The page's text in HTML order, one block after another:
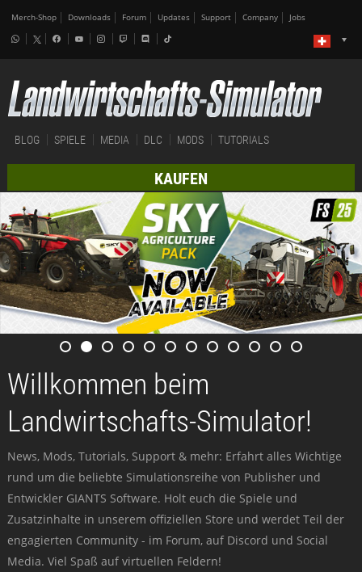
Merch-Shop Downloads Forum Updates Support Company Jobs
BLOG SPIELE MEDIA DLC MODS TUTORIALS
KAUFEN
Willkommen beim
Landwirtschafts-Simulator!
News, Mods, Tutorials, Support & mehr: Erfahrt alles Wichtige
rund um die beliebte Simulationsreihe von Publisher und
Entwickler GIANTS Software. Holt euch die Spiele und
Zusatzinhalte in unserem offiziellen Store und werdet Teil der
engagierten Community - im Forum, auf Discord und Social
Media. Viel Spaß auf virtuellen Feldern!